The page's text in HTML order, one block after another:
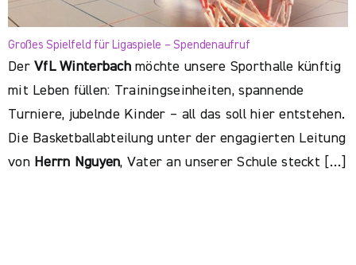
Großes Spielfeld für Ligaspiele – Spendenaufruf
DerVfL Winterbachmöchte unsere Sporthalle künftig
mit Leben füllen: Trainingseinheiten, spannende
Turniere, jubelnde Kinder – all das soll hier entstehen.
Die Basketballabteilung unter der engagierten Leitung
von Herrn Nguyen, Vater an unserer Schule steckt […]